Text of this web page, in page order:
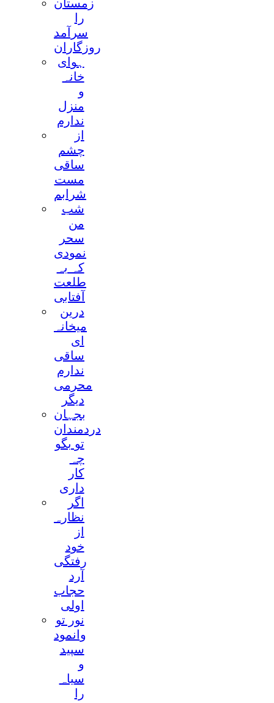
زمستان
را
سرآمد
روزگاران
ہوای
خانہ
و
منزل
ندارم
از
چشم
ساقی
مست
شرابم
شب
من
سحر
نمودی
کہ بہ
طلعت
آفتابی
درین
میخانہ
ای
ساقی
ندارم
محرمی
دیگر
بجہان
دردمندان
تو بگو
چہ
کار
داری
اگر
نظارہ
از
خود
رفتگی
آرد
حجاب
اولی
نور تو
وانمود
سپید
و
سیاہ
را